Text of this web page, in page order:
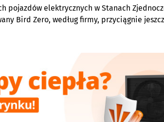
pojazdów elektrycznych w Stanach
Bird Zero, według firmy, przyciągnie